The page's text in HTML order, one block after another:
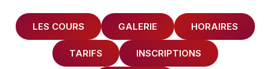
LES COURS GALERIE HORAIRES
TARIFS INSCRIPTIONS